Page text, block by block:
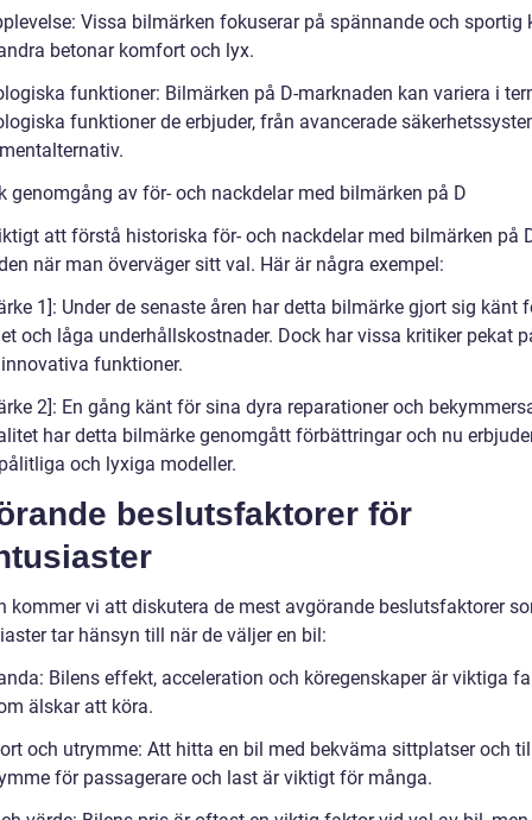
Vissa bilmärken fokuserar på spännande och sportig
betonar komfort och lyx.
funktioner: Bilmärken på D-marknaden kan variera i
funktioner de erbjuder, från avancerade
genomgång av för- och nackdelar med bilmärken på D
att förstå historiska för- och nackdelar med bilmärken på
när man överväger sitt val. Här är några exempel:
1]: Under de senaste åren har detta bilmärke gjort sig känt
och låga underhållskostnader. Dock har vissa kritiker pekat
funktioner.
2]: En gång känt för sina dyra reparationer och
har detta bilmärke genomgått förbättringar och nu
och lyxiga modeller.
beslutsfaktorer för
kommer vi att diskutera de mest avgörande beslutsfaktorer
tar hänsyn till när de väljer en bil:
Bilens effekt, acceleration och köregenskaper är viktiga
älskar att köra.
och utrymme: Att hitta en bil med bekväma sittplatser och
för passagerare och last är viktigt för många.